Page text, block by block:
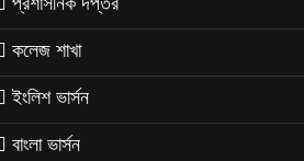
কলেজ শাখা
ইংলিশ ভার্সন
বাংলা ভার্সন